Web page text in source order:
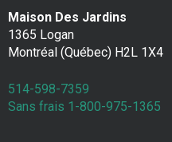
Maison Des Jardins
1365 Logan
Montréal (Québec) H2L 1X4
514-598-7359
Sans frais 1-800-975-1365